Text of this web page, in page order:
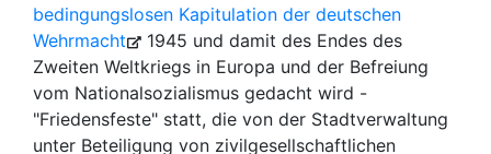
bedingungslosen Kapitulation der deutschen
Wehrmacht
1945 und damit des Endes des
Zweiten Weltkriegs in Europa und der Befreiung
vom Nationalsozialismus gedacht wird -
"Friedensfeste" statt, die von der Stadtverwaltung
unter Beteiligung von zivilgesellschaftlichen